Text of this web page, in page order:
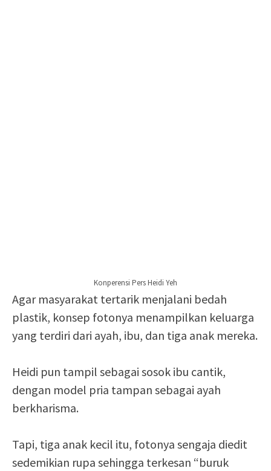
Konperensi Pers Heidi Yeh
Agar masyarakat tertarik menjalani bedah
plastik, konsep fotonya menampilkan keluarga
yang terdiri dari ayah, ibu, dan tiga anak mereka.
Heidi pun tampil sebagai sosok ibu cantik,
dengan model pria tampan sebagai ayah
berkharisma.
Tapi, tiga anak kecil itu, fotonya sengaja diedit
sedemikian rupa sehingga terkesan “buruk